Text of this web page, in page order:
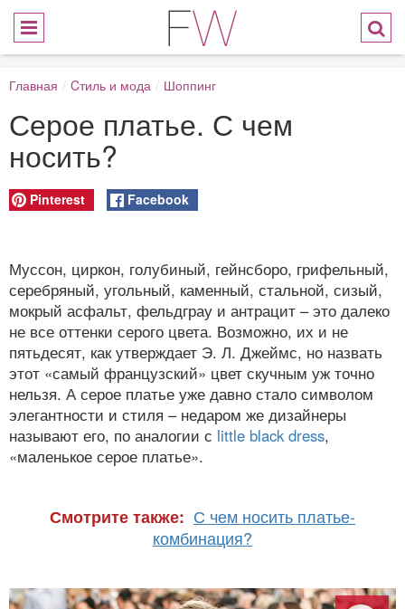
Главная / Cтиль и мода / Шоппинг
Серое платье. С чем
носить?
Pinterest Facebook
Муссон, циркон, голубиный, гейнсборо, грифельный,
серебряный, угольный, каменный, стальной, сизый,
мокрый асфальт, фельдграу и антрацит – это далеко
не все оттенки серого цвета. Возможно, их и не
пятьдесят, как утверждает Э. Л. Джеймс, но назвать
этот «самый французский» цвет скучным уж точно
нельзя. А серое платье уже давно стало символом
элегантности и стиля – недаром же дизайнеры
называют его, по аналогии с little black dress,
«маленькое серое платье».
Смотрите также: С чем носить платье-
комбинация?